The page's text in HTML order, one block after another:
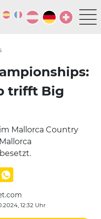
trifft Big
Mallorca Country
12:32 Uhr